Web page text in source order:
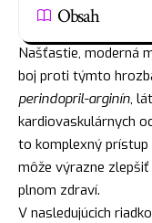
Obsah
Našťastie, moderná
boj proti týmto
perindopril-arginín,
kardiovaskulárnych
to komplexný prístup
môže výrazne
plnom zdraví.
V nasledujúcich